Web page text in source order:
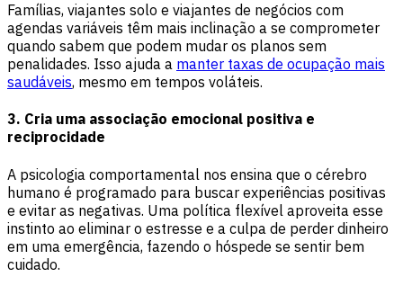
Famílias, viajantes solo e viajantes de negócios com
agendas variáveis têm mais inclinação a se comprometer
quando sabem que podem mudar os planos sem
penalidades. Isso ajuda a manter taxas de ocupação mais
saudáveis, mesmo em tempos voláteis.
3. Cria uma associação emocional positiva e
reciprocidade
A psicologia comportamental nos ensina que o cérebro
humano é programado para buscar experiências positivas
e evitar as negativas. Uma política flexível aproveita esse
instinto ao eliminar o estresse e a culpa de perder dinheiro
em uma emergência, fazendo o hóspede se sentir bem
cuidado.